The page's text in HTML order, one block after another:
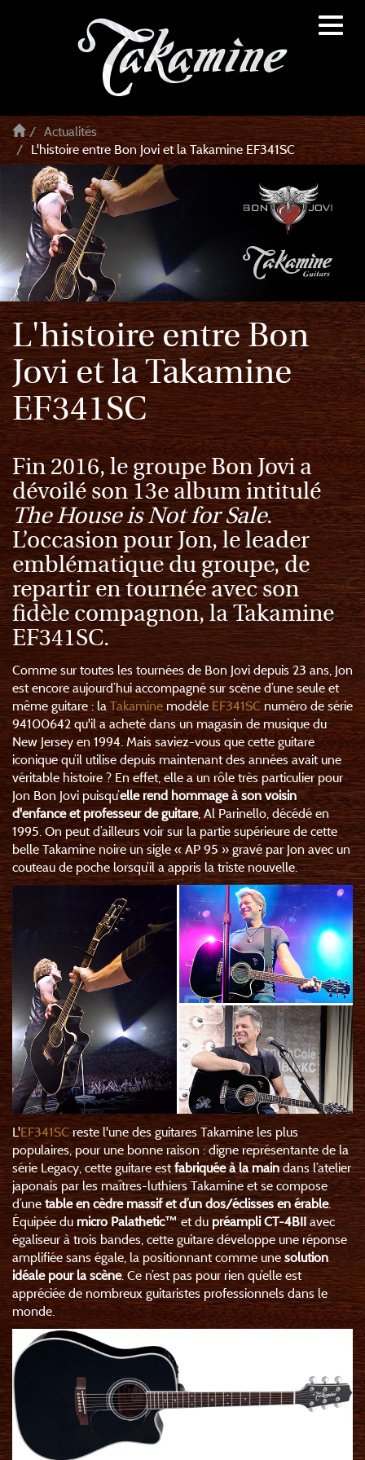
Actualités
L'histoire entre Bon Jovi et la Takamine EF341SC
L'histoire entre Bon
Jovi et la Takamine
EF341SC
Fin 2016, le groupe Bon Jovi a
dévoilé son 13e album intitulé
The House is Not for Sale.
L’occasion pour Jon, le leader
emblématique du groupe, de
repartir en tournée avec son
fidèle compagnon, la Takamine
EF341SC.
Comme sur toutes les tournées de Bon Jovi depuis 23 ans, Jon
est encore aujourd’hui accompagné sur scène d’une seule et
même guitare : la Takamine modèle EF341SC numéro de série
94100642 qu'il a acheté dans un magasin de musique du
New Jersey en 1994. Mais saviez-vous que cette guitare
iconique qu’il utilise depuis maintenant des années avait une
véritable histoire ? En effet, elle a un rôle très particulier pour
Jon Bon Jovi puisqu’elle rend hommage à son voisin
d'enfance et professeur de guitare, Al Parinello, décédé en
1995. On peut d’ailleurs voir sur la partie supérieure de cette
belle Takamine noire un sigle « AP 95 » gravé par Jon avec un
couteau de poche lorsqu’il a appris la triste nouvelle.
L'EF341SCreste l'une des guitares Takamine les plus
populaires, pour une bonne raison : digne représentante de la
série Legacy, cette guitare estfabriquée à la maindans l’atelier
japonais par les maîtres-luthiers Takamine et se compose
d’une table en cèdre massif et d’un dos/éclisses en érable.
Équipée du micro Palathetic™et du préampli CT-4BIIavec
égaliseur à trois bandes, cette guitare développe une réponse
amplifiée sans égale, la positionnant comme une solution
idéale pour la scène. Ce n’est pas pour rien qu’elle est
appréciée de nombreux guitaristes professionnels dans le
monde.